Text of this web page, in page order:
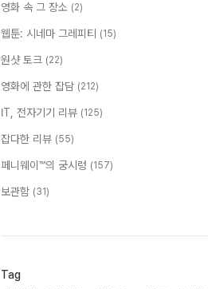
영화 속 그 장소 (2)
웹툰: 시네마 그레피티 (15)
원샷 토크 (22)
영화에 관한 잡담 (212)
IT, 전자기기 리뷰 (125)
잡다한 리뷰 (55)
페니웨이™의 궁시렁 (157)
보관함 (31)
Tag